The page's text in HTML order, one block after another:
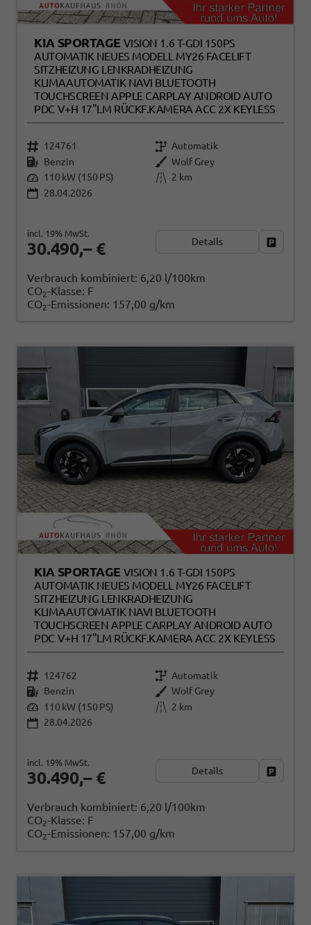
KIA SPORTAGE VISION 1.6 T-GDI 150PS
AUTOMATIK NEUES MODELL MY26 FACELIFT
SITZHEIZUNG LENKRADHEIZUNG
KLIMAAUTOMATIK NAVI BLUETOOTH
TOUCHSCREEN APPLE CARPLAY ANDROID AUTO
PDC V+H 17"LM RÜCKF.KAMERA ACC 2X KEYLESS
124761
Automatik
Benzin
Wolf Grey
110 kW (150 PS)
2 km
28.04.2026
30.490,– €
incl. 19% MwSt.
Details
Verbrauch kombiniert: 6,20 l/100km
CO2-Klasse: F
CO2-Emissionen: 157,00 g/km
KIA SPORTAGE VISION 1.6 T-GDI 150PS
AUTOMATIK NEUES MODELL MY26 FACELIFT
SITZHEIZUNG LENKRADHEIZUNG
KLIMAAUTOMATIK NAVI BLUETOOTH
TOUCHSCREEN APPLE CARPLAY ANDROID AUTO
PDC V+H 17"LM RÜCKF.KAMERA ACC 2X KEYLESS
124762
Automatik
Benzin
Wolf Grey
110 kW (150 PS)
2 km
28.04.2026
30.490,– €
incl. 19% MwSt.
Details
Verbrauch kombiniert: 6,20 l/100km
CO2-Klasse: F
CO2-Emissionen: 157,00 g/km